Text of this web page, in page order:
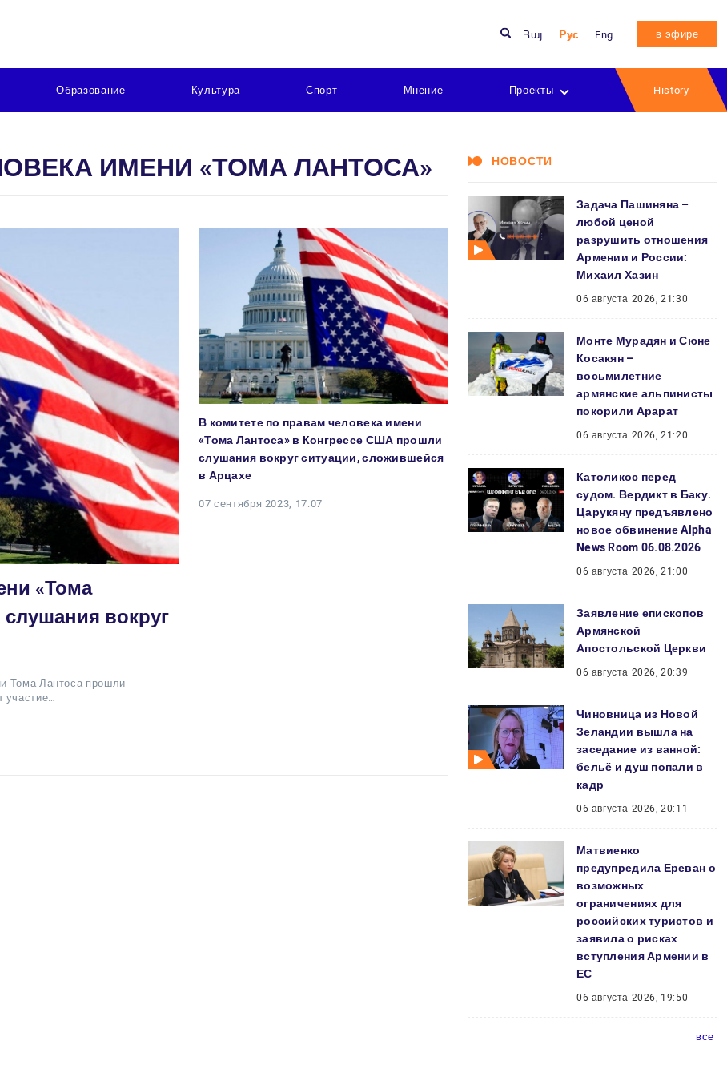
Հայ Рус Eng в эфире
Образование Культура Спорт Мнение Проекты History
ИМЕНИ «ТОМА ЛАНТОСА»
«Тома
вокруг
Тома Лантоса прошли
участие…
В комитете по правам человека имени
«Тома Лантоса» в Конгрессе США прошли
слушания вокруг ситуации, сложившейся
в Арцахе
07 сентября 2023, 17:07
НОВОСТИ
Задача Пашиняна –
любой ценой
разрушить отношения
Армении и России:
Михаил Хазин
06 августа 2026, 21:30
Монте Мурадян и Сюне
Косакян –
восьмилетние
армянские альпинисты
покорили Арарат
06 августа 2026, 21:20
Католикос перед
судом. Вердикт в Баку.
Царукяну предъявлено
новое обвинение Alpha
News Room 06.08.2026
06 августа 2026, 21:00
Заявление епископов
Армянской
Апостольской Церкви
06 августа 2026, 20:39
Чиновница из Новой
Зеландии вышла на
заседание из ванной:
бельё и душ попали в
кадр
06 августа 2026, 20:11
Матвиенко
предупредила Ереван о
возможных
ограничениях для
российских туристов и
заявила о рисках
вступления Армении в
ЕС
06 августа 2026, 19:50
все